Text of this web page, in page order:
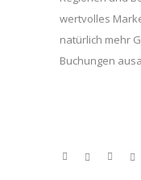
wertvolles
natürlich mehr
Buchungen